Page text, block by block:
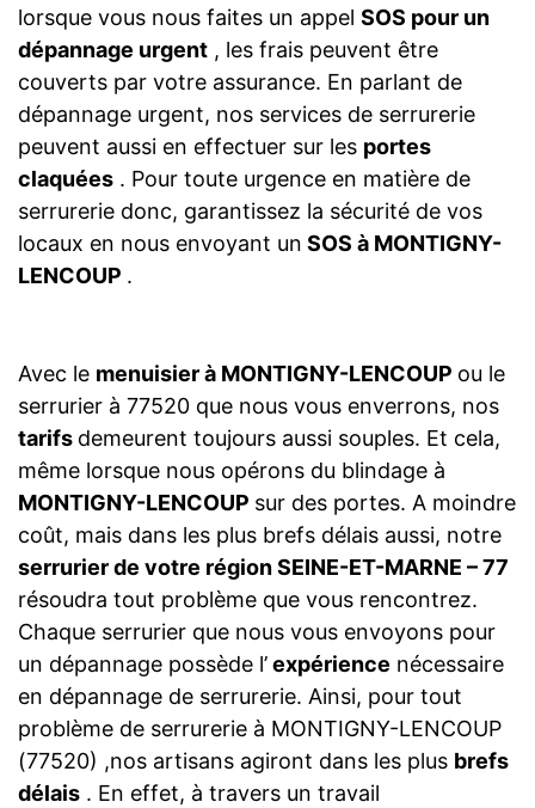
lorsque vous nous faites un appel SOS pour un
dépannage urgent , les frais peuvent être
couverts par votre assurance. En parlant de
dépannage urgent, nos services de serrurerie
peuvent aussi en effectuer sur les portes
claquées . Pour toute urgence en matière de
serrurerie donc, garantissez la sécurité de vos
locaux en nous envoyant un SOS à MONTIGNY-
LENCOUP .
Avec le menuisier à MONTIGNY-LENCOUP ou le
serrurier à 77520 que nous vous enverrons, nos
tarifs demeurent toujours aussi souples. Et cela,
même lorsque nous opérons du blindage à
MONTIGNY-LENCOUP sur des portes. A moindre
coût, mais dans les plus brefs délais aussi, notre
serrurier de votre région SEINE-ET-MARNE – 77
résoudra tout problème que vous rencontrez.
Chaque serrurier que nous vous envoyons pour
un dépannage possède l’expérience nécessaire
en dépannage de serrurerie. Ainsi, pour tout
problème de serrurerie à MONTIGNY-LENCOUP
(77520) ,nos artisans agiront dans les plus brefs
délais . En effet, à travers un travail